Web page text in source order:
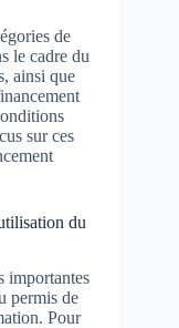
de
le cadre du
ainsi que
sur ces
du
importantes
permis de
Pour